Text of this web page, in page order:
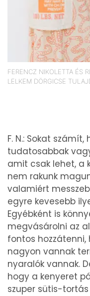
FERENCZ NIKOLETTA ÉS
LELKEM DÖRGICSE
F. N.: Sokat
tudatosabbak
amit csak lehet, a
nem rakunk
valamiért
egyre kevesebb
Egyébként is
megvásárolni az
fontos
nagyon vannak
nyaralók vannak.
hogy a kenyeret
szuper sütis-